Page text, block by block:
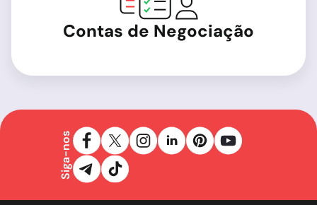
Contas de Negociação
Siga-nos